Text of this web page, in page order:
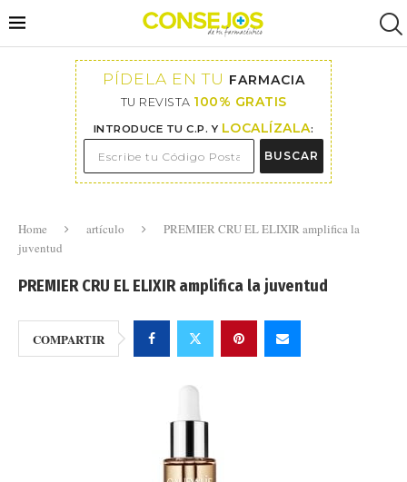
PÍDELA EN TU FARMACIA
TU REVISTA 100% GRATIS
INTRODUCE TU C.P. Y LOCALÍZALA:
BUSCAR
Home artículo
PREMIER CRU EL ELIXIR amplifica la
juventud
PREMIER CRU EL ELIXIR amplifica la juventud
COMPARTIR